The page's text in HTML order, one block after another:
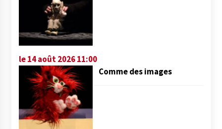
le 14 août 2026 11:00
Comme des images